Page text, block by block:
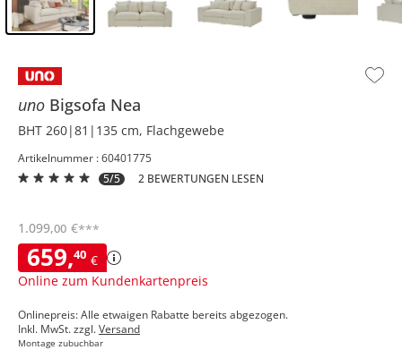
uno Bigsofa Nea
BHT 260|81|135 cm, Flachgewebe
Artikelnummer : 60401775
5/5
2 BEWERTUNGEN LESEN
659,40 €
Online zum Kundenkartenpreis
1.099,00 €***
Onlinepreis: Alle etwaigen Rabatte bereits abgezogen.
Inkl. MwSt. zzgl.Versand
Montage zubuchbar